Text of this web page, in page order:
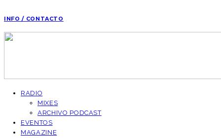
INFO / CONTACTO
RADIO
MIXES
ARCHIVO PODCAST
EVENTOS
MAGAZINE